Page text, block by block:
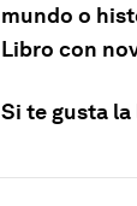
mundo o
Libro con
Si te gusta